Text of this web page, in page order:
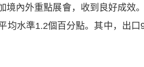
境內外重點展會，收到良好成效
均水準1.2個百分點。其中，出口